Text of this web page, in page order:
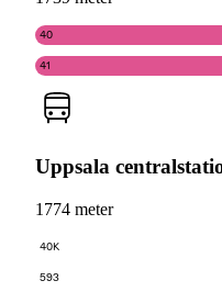
40
41
Uppsala
1774 meter
40K
593